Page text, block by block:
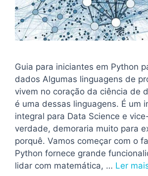
Guia para iniciantes em Python
dados Algumas linguagens de
vivem no coração da ciência de
é uma dessas linguagens. É um
integral para Data Science e
verdade, demoraria muito para
porquê. Vamos começar com o
Python fornece grande
lidar com matemática, … Ler